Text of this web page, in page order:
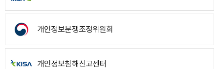
개인정보분쟁조정위원회
개인정보침해신고센터